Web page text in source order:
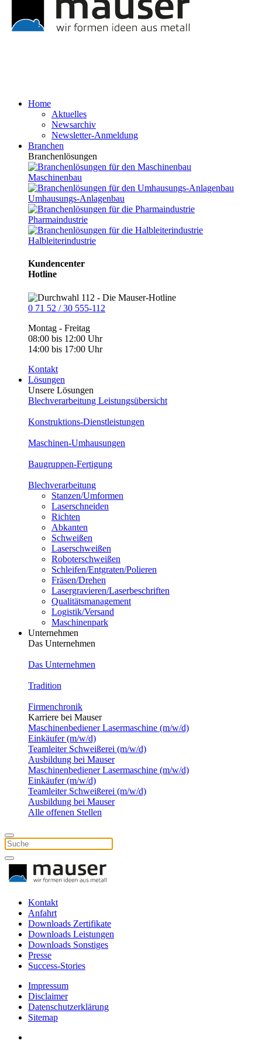
Home
Aktuelles
Newsarchiv
Newsletter-Anmeldung
Branchen
Branchenlösungen
Maschinenbau
Umhausungs-Anlagenbau
Pharmaindustrie
Halbleiterindustrie
Kundencenter
Hotline
0 71 52 / 30 555-112
Montag - Freitag
08:00 bis 12:00 Uhr
14:00 bis 17:00 Uhr
Kontakt
Lösungen
Unsere Lösungen
Blechverarbeitung Leistungsübersicht
Konstruktions-Dienstleistungen
Maschinen-Umhausungen
Baugruppen-Fertigung
Blechverarbeitung
Stanzen/Umformen
Laserschneiden
Richten
Abkanten
Schweißen
Laserschweißen
Roboterschweißen
Schleifen/Entgraten/Polieren
Fräsen/Drehen
Lasergravieren/Laserbeschriften
Qualitätsmanagement
Logistik/Versand
Maschinenpark
Unternehmen
Das Unternehmen
Das Unternehmen
Tradition
Firmenchronik
Karriere bei Mauser
Maschinenbediener Lasermaschine (m/w/d)
Einkäufer (m/w/d)
Teamleiter Schweißerei (m/w/d)
Ausbildung bei Mauser
Maschinenbediener Lasermaschine (m/w/d)
Einkäufer (m/w/d)
Teamleiter Schweißerei (m/w/d)
Ausbildung bei Mauser
Alle offenen Stellen
Kontakt
Anfahrt
Downloads Zertifikate
Downloads Leistungen
Downloads Sonstiges
Presse
Success-Stories
Impressum
Disclaimer
Datenschutzerklärung
Sitemap